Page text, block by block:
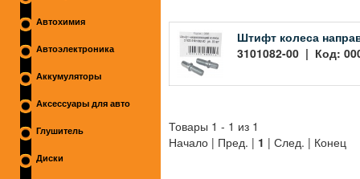
Автохимия
Автоэлектроника
Аккумуляторы
Аксессуары для авто
Глушитель
Диски
Штифт колеса
3101082-00 | Код:
Товары 1 - 1 из 1
Начало | Пред. | 1 | След. | Конец